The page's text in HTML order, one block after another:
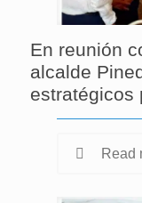
En reunión
alcalde
estratégicos
Read